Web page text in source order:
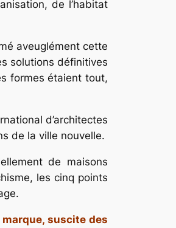
de l’habitat
aveuglément cette
solutions définitives
formes étaient tout,
d’architectes
de la ville nouvelle.
de maisons
les cinq points
suscite des